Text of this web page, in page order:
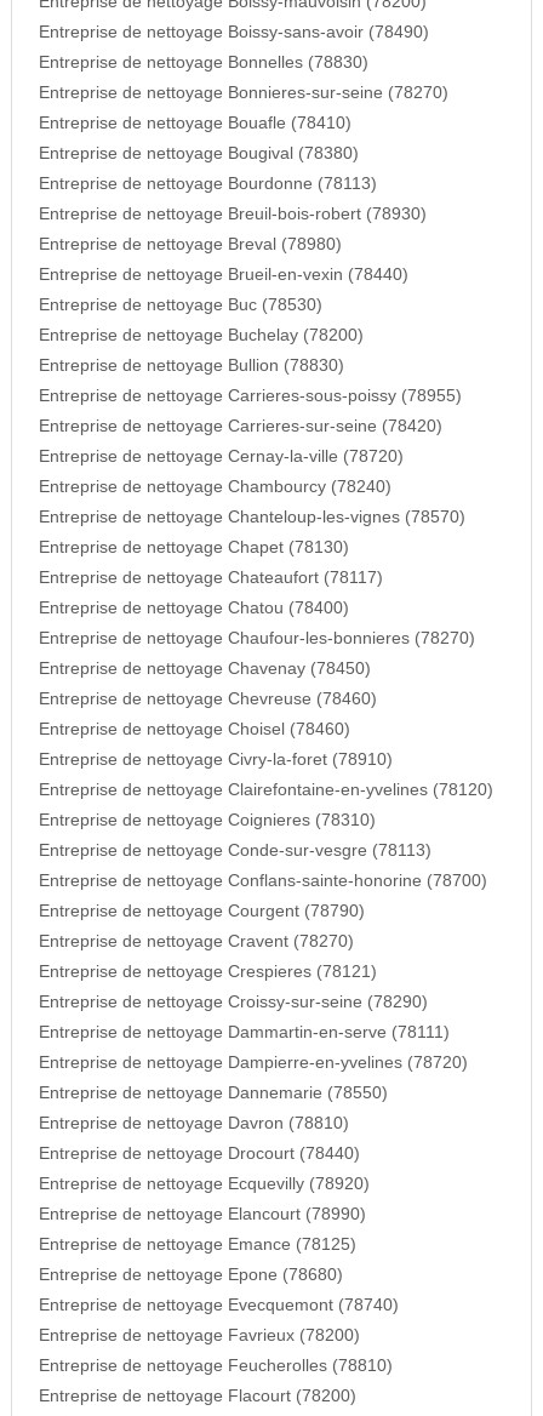
Entreprise de nettoyage Boissy-sans-avoir (78490)
Entreprise de nettoyage Bonnelles (78830)
Entreprise de nettoyage Bonnieres-sur-seine (78270)
Entreprise de nettoyage Bouafle (78410)
Entreprise de nettoyage Bougival (78380)
Entreprise de nettoyage Bourdonne (78113)
Entreprise de nettoyage Breuil-bois-robert (78930)
Entreprise de nettoyage Breval (78980)
Entreprise de nettoyage Brueil-en-vexin (78440)
Entreprise de nettoyage Buc (78530)
Entreprise de nettoyage Buchelay (78200)
Entreprise de nettoyage Bullion (78830)
Entreprise de nettoyage Carrieres-sous-poissy (78955)
Entreprise de nettoyage Carrieres-sur-seine (78420)
Entreprise de nettoyage Cernay-la-ville (78720)
Entreprise de nettoyage Chambourcy (78240)
Entreprise de nettoyage Chanteloup-les-vignes (78570)
Entreprise de nettoyage Chapet (78130)
Entreprise de nettoyage Chateaufort (78117)
Entreprise de nettoyage Chatou (78400)
Entreprise de nettoyage Chaufour-les-bonnieres (78270)
Entreprise de nettoyage Chavenay (78450)
Entreprise de nettoyage Chevreuse (78460)
Entreprise de nettoyage Choisel (78460)
Entreprise de nettoyage Civry-la-foret (78910)
Entreprise de nettoyage Clairefontaine-en-yvelines (78120)
Entreprise de nettoyage Coignieres (78310)
Entreprise de nettoyage Conde-sur-vesgre (78113)
Entreprise de nettoyage Conflans-sainte-honorine (78700)
Entreprise de nettoyage Courgent (78790)
Entreprise de nettoyage Cravent (78270)
Entreprise de nettoyage Crespieres (78121)
Entreprise de nettoyage Croissy-sur-seine (78290)
Entreprise de nettoyage Dammartin-en-serve (78111)
Entreprise de nettoyage Dampierre-en-yvelines (78720)
Entreprise de nettoyage Dannemarie (78550)
Entreprise de nettoyage Davron (78810)
Entreprise de nettoyage Drocourt (78440)
Entreprise de nettoyage Ecquevilly (78920)
Entreprise de nettoyage Elancourt (78990)
Entreprise de nettoyage Emance (78125)
Entreprise de nettoyage Epone (78680)
Entreprise de nettoyage Evecquemont (78740)
Entreprise de nettoyage Favrieux (78200)
Entreprise de nettoyage Feucherolles (78810)
Entreprise de nettoyage Flacourt (78200)